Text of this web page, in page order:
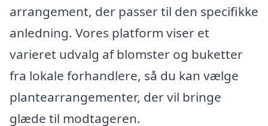
arrangement, der passer til den specifikke
anledning. Vores platform viser et
varieret udvalg af blomster og buketter
fra lokale forhandlere, så du kan vælge
plantearrangementer, der vil bringe
glæde til modtageren.